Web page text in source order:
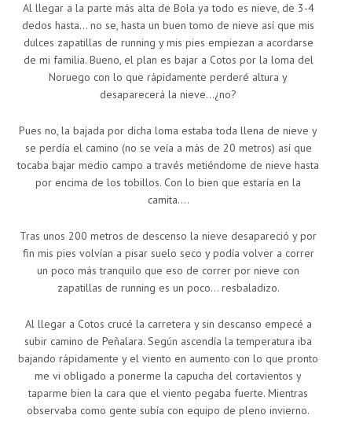
Al llegar a la parte más alta de Bola ya todo es nieve, de 3-4
dedos hasta… no se, hasta un buen tomo de nieve así que mis
dulces zapatillas de running y mis pies empiezan a acordarse
de mi familia. Bueno, el plan es bajar a Cotos por la loma del
Noruego con lo que rápidamente perderé altura y
desaparecerá la nieve…¿no?
Pues no, la bajada por dicha loma estaba toda llena de nieve y
se perdía el camino (no se veía a más de 20 metros) así que
tocaba bajar medio campo a través metiéndome de nieve hasta
por encima de los tobillos. Con lo bien que estaría en la
camita….
Tras unos 200 metros de descenso la nieve desapareció y por
fin mis pies volvían a pisar suelo seco y podía volver a correr
un poco más tranquilo que eso de correr por nieve con
zapatillas de running es un poco… resbaladizo.
Al llegar a Cotos crucé la carretera y sin descanso empecé a
subir camino de Peñalara. Según ascendía la temperatura iba
bajando rápidamente y el viento en aumento con lo que pronto
me vi obligado a ponerme la capucha del cortavientos y
taparme bien la cara que el viento pegaba fuerte. Mientras
observaba como gente subía con equipo de pleno invierno.